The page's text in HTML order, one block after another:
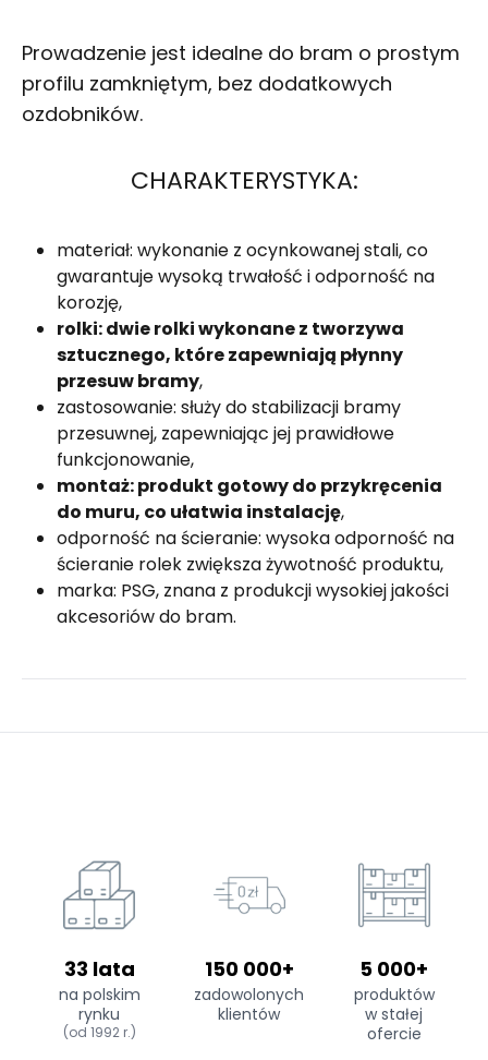
Prowadzenie jest idealne do bram o prostym
profilu zamkniętym, bez dodatkowych
ozdobników.
CHARAKTERYSTYKA:
materiał: wykonanie z ocynkowanej stali, co
gwarantuje wysoką trwałość i odporność na
korozję,
rolki: dwie rolki wykonane z tworzywa
sztucznego, które zapewniają płynny
przesuw bramy,
zastosowanie: służy do stabilizacji bramy
przesuwnej, zapewniając jej prawidłowe
funkcjonowanie,
montaż: produkt gotowy do przykręcenia
do muru, co ułatwia instalację,
odporność na ścieranie: wysoka odporność na
ścieranie rolek zwiększa żywotność produktu,
marka: PSG, znana z produkcji wysokiej jakości
akcesoriów do bram.
33 lata
na polskim
rynku
(od 1992 r.)
150 000+
zadowolonych
klientów
5 000+
produktów
w stałej
ofercie